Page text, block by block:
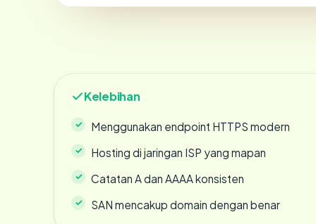
Kelebihan
Menggunakan endpoint HTTPS modern
Hosting di jaringan ISP yang mapan
Catatan A dan AAAA konsisten
SAN mencakup domain dengan benar